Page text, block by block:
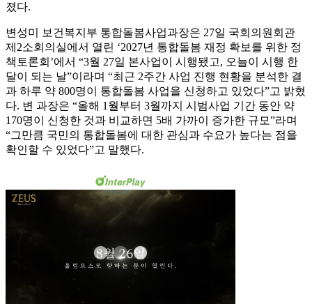
졌다.
변성미 보건복지부 통합돌봄사업과장은 27일 국회의원회관
제2소회의실에서 열린 ‘2027년 통합돌봄 재정 확보를 위한 정
책토론회’에서 “3월 27일 본사업이 시행됐고, 오늘이 시행 한
달이 되는 날”이라며 “최근 2주간 사업 진행 현황을 분석한 결
과 하루 약 800명이 통합돌봄 사업을 신청하고 있었다”고 밝혔
다. 변 과장은 “올해 1월부터 3월까지 시범사업 기간 동안 약
170명이 신청한 것과 비교하면 5배 가까이 증가한 규모”라며
“그만큼 국민의 통합돌봄에 대한 관심과 수요가 높다는 점을
확인할 수 있었다”고 말했다.